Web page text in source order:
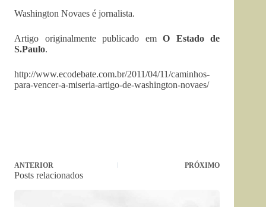
Washington Novaes é jornalista.
Artigo originalmente publicado emO Estado de
S.Paulo.
http://www.ecodebate.com.br/2011/04/11/caminhos-
para-vencer-a-miseria-artigo-de-washington-novaes/
ANTERIOR PRÓXIMO
Posts relacionados